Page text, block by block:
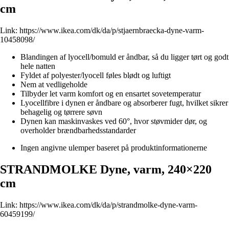
cm
Link: https://www.ikea.com/dk/da/p/stjaernbraecka-dyne-varm-
10458098/
Blandingen af lyocell/bomuld er åndbar, så du ligger tørt og godt
hele natten
Fyldet af polyester/lyocell føles blødt og luftigt
Nem at vedligeholde
Tilbyder let varm komfort og en ensartet sovetemperatur
Lyocellfibre i dynen er åndbare og absorberer fugt, hvilket sikrer
behagelig og tørrere søvn
Dynen kan maskinvaskes ved 60°, hvor støvmider dør, og
overholder brændbarhedsstandarder
Ingen angivne ulemper baseret på produktinformationerne
STRANDMOLKE Dyne, varm, 240×220
cm
Link: https://www.ikea.com/dk/da/p/strandmolke-dyne-varm-
60459199/